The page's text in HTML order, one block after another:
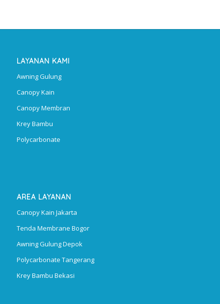
LAYANAN KAMI
Awning Gulung
Canopy Kain
Canopy Membran
Krey Bambu
Polycarbonate
AREA LAYANAN
Canopy Kain Jakarta
Tenda Membrane Bogor
Awning Gulung Depok
Polycarbonate Tangerang
Krey Bambu Bekasi